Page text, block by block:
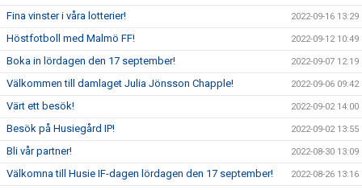
Fina vinster i våra lotterier! 2022-09-16 13:29
Höstfotboll med Malmö FF! 2022-09-12 10:49
Boka in lördagen den 17 september! 2022-09-07 12:19
Välkommen till damlaget Julia Jönsson Chapple! 2022-09-06 09:42
Värt ett besök! 2022-09-02 14:00
Besök på Husiegård IP! 2022-09-02 13:55
Bli vår partner! 2022-08-30 13:09
Välkomna till Husie IF-dagen lördagen den 17 september! 2022-08-26 13:16